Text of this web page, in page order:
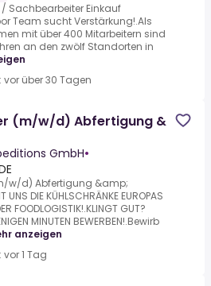
Sachbearbeiter Einkauf
Team sucht Verstärkung!.Als
mit über 400 Mitarbeitern sind
an den zwölf Standorten in
vor über 30 Tagen
(m/w/d) Abfertigung &
GmbH•
w/d) Abfertigung &amp;
DIE KÜHLSCHRÄNKE EUROPAS
FOODLOGISTIK!.KLINGT GUT?
MINUTEN BEWERBEN!.Bewirb
anzeigen
1 Tag